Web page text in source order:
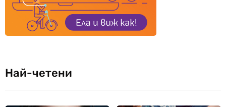
Най-четени